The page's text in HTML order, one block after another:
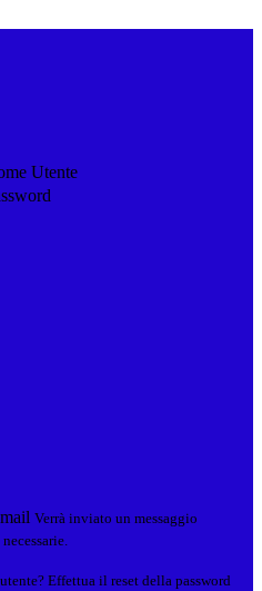
Utente
Verrà inviato un messaggio
Effettua il reset della password